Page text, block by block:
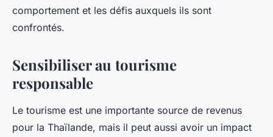
comportement et les défis auxquels ils sont
confrontés.
Sensibiliser au tourisme
responsable
Le tourisme est une importante source de revenus
pour la Thaïlande, mais il peut aussi avoir un impact